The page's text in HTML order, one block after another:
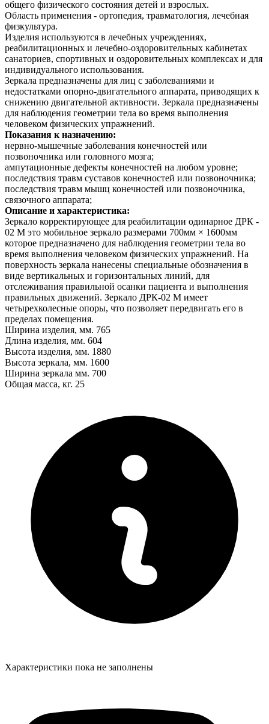
общего физического состояния детей и взрослых.
Область применения - ортопедия, травматология, лечебная
физкультура.
Изделия используются в лечебных учреждениях,
реабилитационных и лечебно-оздоровительных кабинетах
санаториев, спортивных и оздоровительных комплексах и для
индивидуального использования.
Зеркала предназначены для лиц с заболеваниями и
недостатками опорно-двигательного аппарата, приводящих к
снижению двигательной активности. Зеркала предназначены
для наблюдения геометрии тела во время выполнения
человеком физических упражнений.
Показания к назначению:
нервно-мышечные заболевания конечностей или
позвоночника или головного мозга;
ампутационные дефекты конечностей на любом уровне;
последствия травм суставов конечностей или позвоночника;
последствия травм мышц конечностей или позвоночника,
связочного аппарата;
Описание и характеристика:
Зеркало корректирующее для реабилитации одинарное ДРК -
02 М это мобильное зеркало размерами 700мм × 1600мм
которое предназначено для наблюдения геометрии тела во
время выполнения человеком физических упражнений. На
поверхность зеркала нанесены специальные обозначения в
виде вертикальных и горизонтальных линий, для
отслеживания правильной осанки пациента и выполнения
правильных движений. Зеркало ДРК-02 М имеет
четырехколесные опоры, что позволяет передвигать его в
пределах помещения.
Ширина изделия, мм. 765
Длина изделия, мм. 604
Высота изделия, мм. 1880
Высота зеркала, мм. 1600
Ширина зеркала мм. 700
Общая масса, кг. 25
Характеристики пока не заполнены